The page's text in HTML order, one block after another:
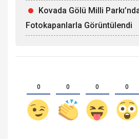
Kovada Gölü Milli
Fotokapanlarla Görüntülendi
0 0 0 0